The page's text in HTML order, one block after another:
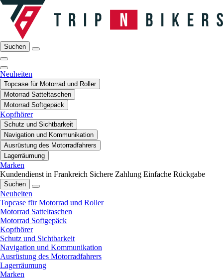
Suchen
Neuheiten
Topcase für Motorrad und Roller
Motorrad Satteltaschen
Motorrad Softgepäck
Kopfhörer
Schutz und Sichtbarkeit
Navigation und Kommunikation
Ausrüstung des Motorradfahrers
Lagerräumung
Marken
Kundendienst in Frankreich Sichere Zahlung Einfache Rückgabe
Suchen
Neuheiten
Topcase für Motorrad und Roller
Motorrad Satteltaschen
Motorrad Softgepäck
Kopfhörer
Schutz und Sichtbarkeit
Navigation und Kommunikation
Ausrüstung des Motorradfahrers
Lagerräumung
Marken